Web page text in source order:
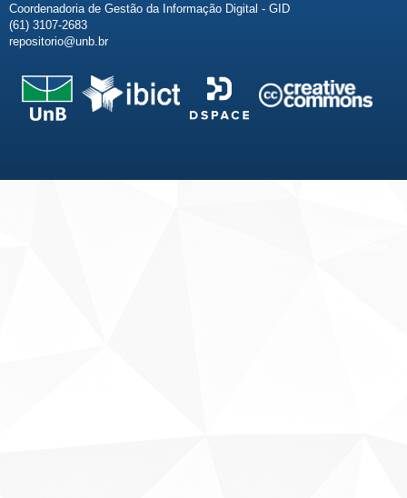
Coordenadoria de Gestão da Informação Digital - GID
(61) 3107-2683
repositorio@unb.br